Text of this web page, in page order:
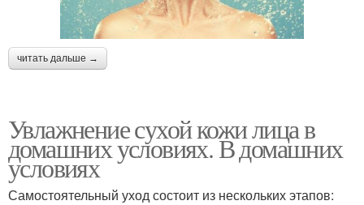
читать дальше →
Увлажнение сухой кожи лица в
домашних условиях. В домашних
условиях
Самостоятельный уход состоит из нескольких этапов: